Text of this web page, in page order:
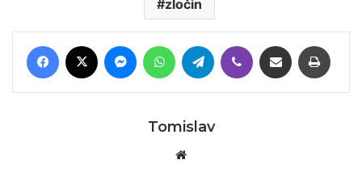
zločin
Facebook MessengerWhatsAppTelegram Viber Podijeli putem E-maila
Tomislav